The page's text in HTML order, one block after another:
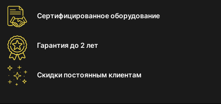
Сертифицированноеоборудование
Гарантиядо 2 лет
Скидки постоянным клиентам